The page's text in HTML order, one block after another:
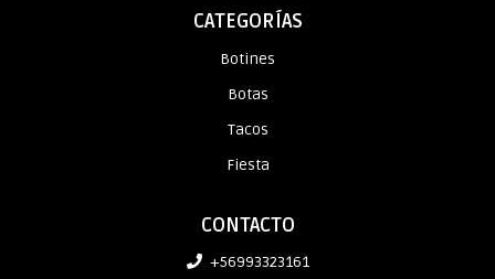
CATEGORÍAS
Botines
Botas
Tacos
Fiesta
CONTACTO
+56993323161